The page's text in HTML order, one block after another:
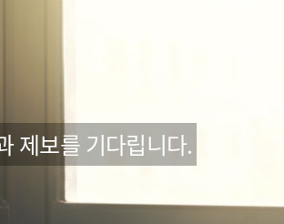
제보를 기다립니다.